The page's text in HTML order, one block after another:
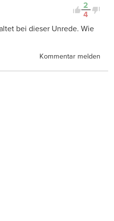
2
4
bei dieser Unrede. Wie
Kommentar melden